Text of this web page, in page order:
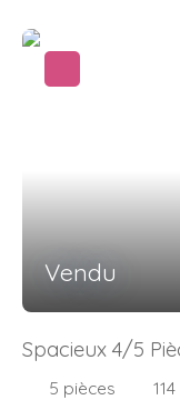
Vendu
Spacieux 4/5
5 pièces 114